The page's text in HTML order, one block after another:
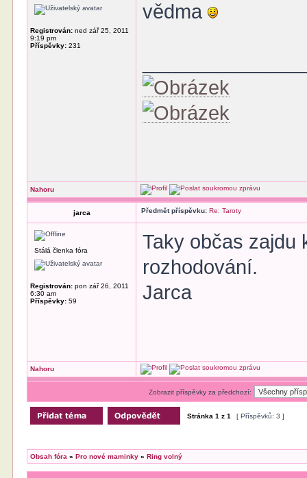
Registrován: ned zář 25, 2011
9:19 pm
Příspěvky: 231
vědma
Nahoru
jarca Předmět příspěvku: Re: Taroty
Stálá členka fóra
Registrován: pon zář 26, 2011
6:30 am
Příspěvky: 59
Taky občas zajdu
rozhodování.
Jarca
Nahoru
Zobrazit příspěvky za předchozí:
Stránka1 z1 [ Příspěvků: 3 ]
Obsah fóra »Pro nové maminky »Ring volný